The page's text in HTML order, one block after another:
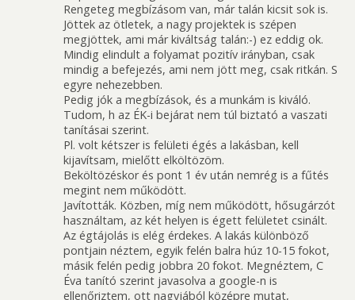
Rengeteg megbízásom van, már talán kicsit sok is.
Jöttek az ötletek, a nagy projektek is szépen
megjöttek, ami már kiváltság talán:-) ez eddig ok.
Mindig elindult a folyamat pozitív irányban, csak
mindig a befejezés, ami nem jött meg, csak ritkán. S
egyre nehezebben.
Pedig jók a megbízások, és a munkám is kiváló.
Tudom, h az ÉK-i bejárat nem túl biztató a vaszati
tanításai szerint.
Pl. volt kétszer is felületi égés a lakásban, kell
kijavítsam, mielőtt elköltözöm.
Beköltözéskor és pont 1 év után nemrég is a fűtés
megint nem működött.
Javították. Közben, míg nem működött, hősugárzót
használtam, az két helyen is égett felületet csinált.
Az égtájolás is elég érdekes. A lakás különböző
pontjain néztem, egyik felén balra húz 10-15 fokot,
másik felén pedig jobbra 20 fokot. Megnéztem, C
Éva tanító szerint javasolva a google-n is
ellenőriztem, ott nagyjából középre mutat,